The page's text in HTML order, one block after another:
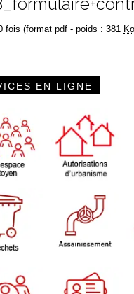
fois (format pdf - poids : 381
EN LIGNE